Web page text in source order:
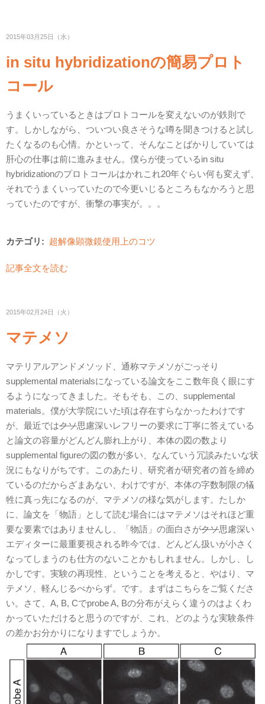
2015年03月25日（水）
in situ hybridizationの簡易プロト
コール
うまくいっているときはプロトコールを変えないのが鉄則で
す。しかしながら、ついつい良さそうな噂を聞きつけると試し
たくなるのも心情。かといって、そんなことばかりしていては
肝心の仕事は前に進みません。僕らが使っているin situ
hybridizationのプロトコールはかれこれ20年ぐらい何も変えず、
それでうまくいっていたので今更いじるところもなかろうと思
っていたのですが、衝撃の事実が。。。
カテゴリ: 超解像顕微鏡使用上のコツ
記事全文を読む
2015年02月24日（火）
マテメソ
マテリアルアンドメソッド、通称マテメソがごっそり
supplemental materialsになっている論文をここ数年良く眼にす
るようになってきました。そもそも、この、supplemental
materials。僕が大学院にいた頃は存在すらなかったわけです
が、最近ではクソ思慮深いレフリーの要求に丁寧に答えている
と論文の容量がどんどん膨れ上がり、本体の図の数より
supplemental figureの図の数が多い、なんていう冗談みたいな状
況にもなりがちです。このあたり、研究者が研究者の首を締め
ているのだからざまあない、わけですが、本体の字数制限の犠
牲に真っ先になるのが、マテメソの様な気がします。たしか
に、論文を「物語」として読む場合にはマテメソはそれほど重
要な要素ではありませんし、「物語」の面白さがクソ思慮深い
エディターに最重要視される昨今では、どんどん扱いが小さく
なってしまうのも仕方のないことかもしれません。しかし、し
かしです。実験の再現性、ということを考えると、やはり、マ
テメソ、軽んじるべからず。です。まずはこちらをご覧くださ
い。さて、A, B, Cでprobe A, Bの分布がえらく違うのはよくわ
かっていただけると思うのですが、これ、どのような実験条件
の差かお分かりになりますでしょうか。